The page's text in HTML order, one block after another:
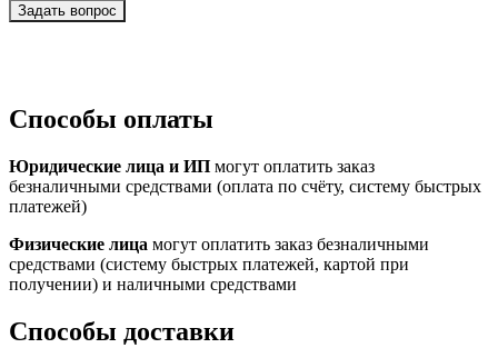
Способы оплаты
Юридические лица и ИП могут оплатить заказ
безналичными средствами (оплата по счёту, систему быстрых
платежей)
Физические лица могут оплатить заказ безналичными
средствами (систему быстрых платежей, картой при
получении) и наличными средствами
Способы доставки